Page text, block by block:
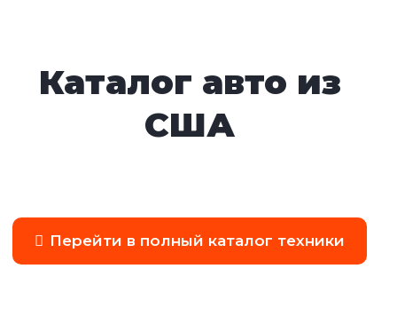
Каталог авто из
США
Перейти в полный каталог техники